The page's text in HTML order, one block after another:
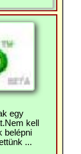
egy
kell
belépni
...